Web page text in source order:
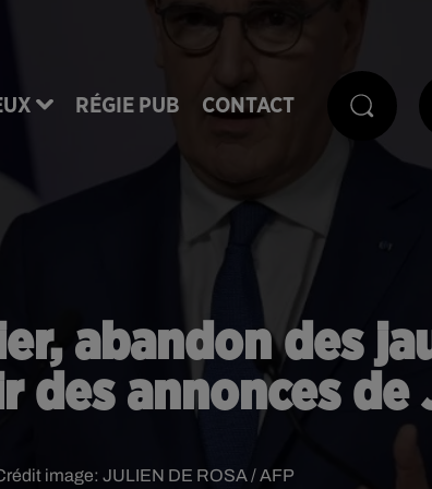
RÉGIE PUB CONTACT
abandon des
annonces de
image: JULIEN DE ROSA / AFP